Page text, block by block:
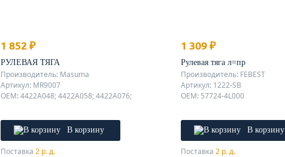
1 852 ₽
РУЛЕВАЯ ТЯГА
Производитель: Masuma
Артикул: MR9007
OEM: 4422A048; 4422A058; 4422A076;
В корзину
Поставка 2 р. д.
1 309 ₽
Рулевая тяга л=пр
Производитель: FEBEST
Артикул: 1222-SB
OEM: 57724-4L000
В корзину
Поставка2 р. д.